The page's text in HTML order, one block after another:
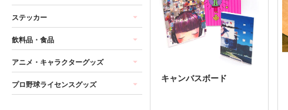
キャンバスボード
ステッカー
飲料品・食品
アニメ・キャラクターグッズ
プロ野球ライセンスグッズ